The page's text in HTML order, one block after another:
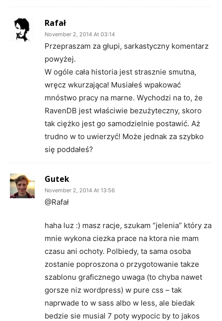
Rafał
November 2, 2014 At 03:14
Przepraszam za głupi, sarkastyczny komentarz
powyżej.
W ogóle cała historia jest strasznie smutna,
wręcz wkurzająca! Musiałeś wpakować
mnóstwo pracy na marne. Wychodzi na to, że
RavenDB jest właściwie bezużyteczny, skoro
tak ciężko jest go samodzielnie postawić. Aż
trudno w to uwierzyć! Może jednak za szybko
się poddałeś?
Gutek
November 2, 2014 At 13:56
@Rafał
haha luz :) masz racje, szukam “jelenia” który za
mnie wykona ciezka prace na ktora nie mam
czasu ani ochoty. Polbiedy, ta sama osoba
zostanie poproszona o przygotowanie takze
szablonu graficznego uwaga (to chyba nawet
gorsze niz wordpress) w pure css – tak
naprwade to w sass albo w less, ale biedak
bedzie sie musial 7 poty wypocic by to jakos